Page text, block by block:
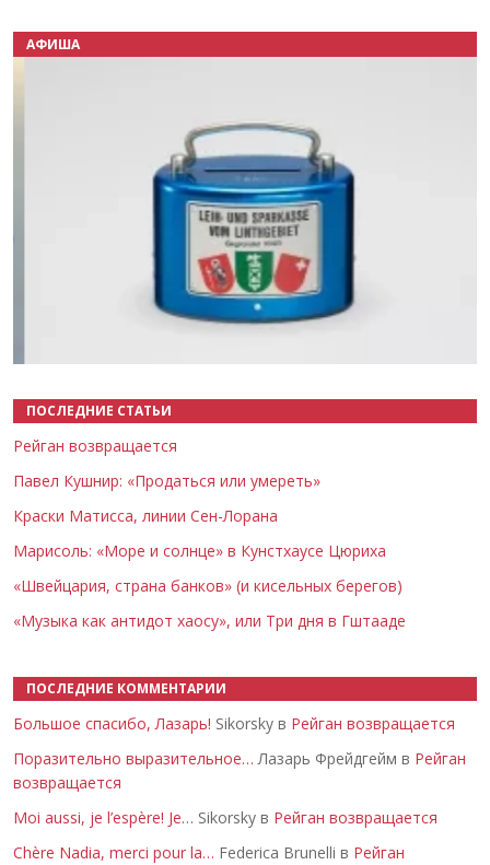
АФИША
ПОСЛЕДНИЕ СТАТЬИ
Рейган возвращается
Павел Кушнир: «Продаться или умереть»
Краски Матисса, линии Сен-Лорана
Марисоль: «Море и солнце» в Кунстхаусе Цюриха
«Швейцария, страна банков» (и кисельных берегов)
«Музыка как антидот хаосу», или Три дня в Гштааде
ПОСЛЕДНИЕ КОММЕНТАРИИ
Большое спасибо, Лазарь! Sikorsky в Рейган возвращается
Поразительно выразительное… Лазарь Фрейдгейм в Рейган
возвращается
Moi aussi, je l’espère! Je… Sikorsky в Рейган возвращается
Chère Nadia, merci pour la… Federica Brunelli в Рейган